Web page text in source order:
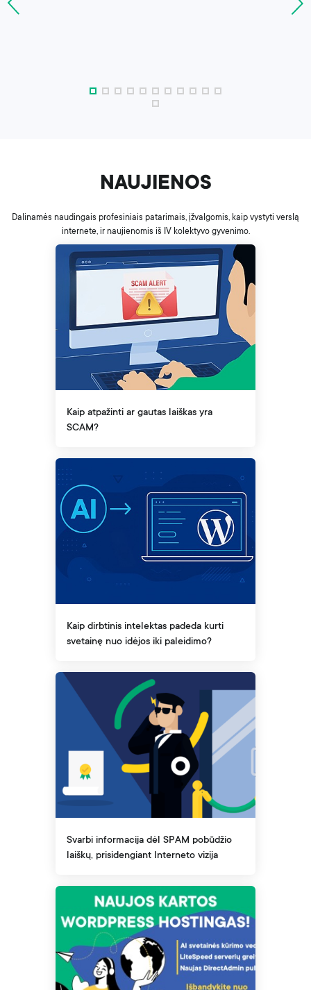
NAUJIENOS
Dalinamės naudingais profesiniais patarimais, įžvalgomis, kaip vystyti verslą
internete, ir naujienomis iš IV kolektyvo gyvenimo.
Kaip atpažinti ar gautas laiškas yra
SCAM?
Kaip dirbtinis intelektas padeda kurti
svetainę nuo idėjos iki paleidimo?
Svarbi informacija dėl SPAM pobūdžio
laiškų, prisidengiant Interneto vizija